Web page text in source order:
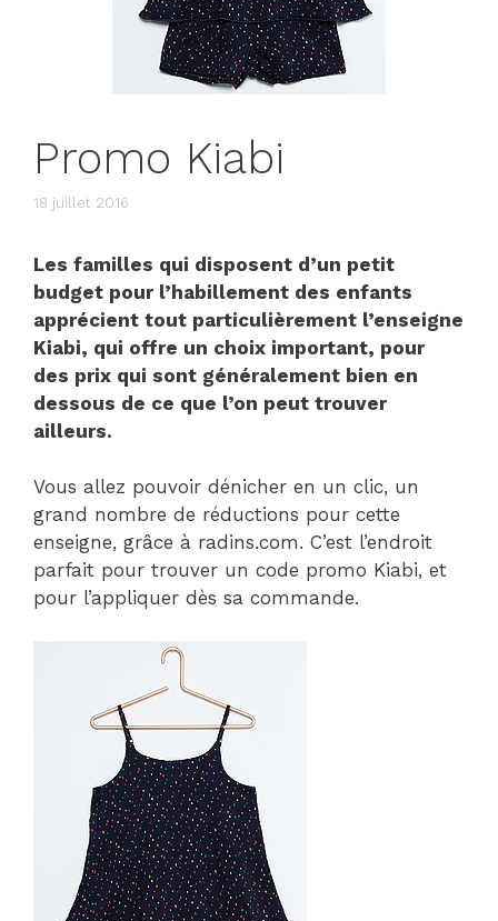
Promo Kiabi
18 juillet 2016
Les familles qui disposent d’un petit
budget pour l’habillement des enfants
apprécient tout particulièrement l’enseigne
Kiabi, qui offre un choix important, pour
des prix qui sont généralement bien en
dessous de ce que l’on peut trouver
ailleurs.
Vous allez pouvoir dénicher en un clic, un
grand nombre de réductions pour cette
enseigne, grâce à radins.com. C’est l’endroit
parfait pour trouver un code promo Kiabi, et
pour l’appliquer dès sa commande.